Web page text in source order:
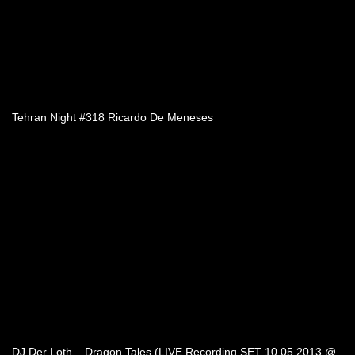
Tehran Night #318 Ricardo De Meneses
DJ Der Loth – Dragon Tales (LIVE Recording SET 10.05.2013 @